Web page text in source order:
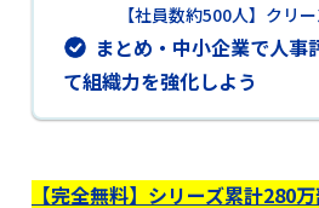
【社員数約500人】クリ
まとめ・中小企業で人事
て組織力を強化しよう
【完全無料】シリーズ累計280